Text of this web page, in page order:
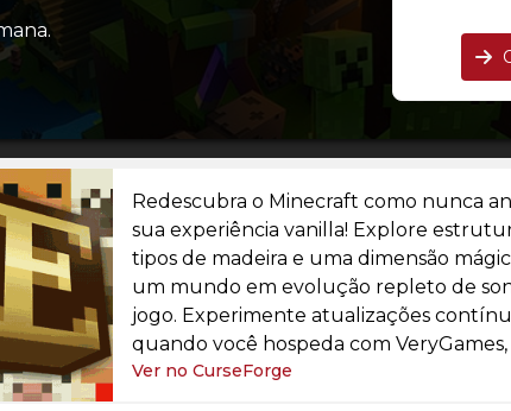
Redescubra o Minecraft como nunca
sua experiência vanilla! Explore
tipos de madeira e uma dimensão
um mundo em evolução repleto de
jogo. Experimente atualizações
quando você hospeda com
Ver no CurseForge